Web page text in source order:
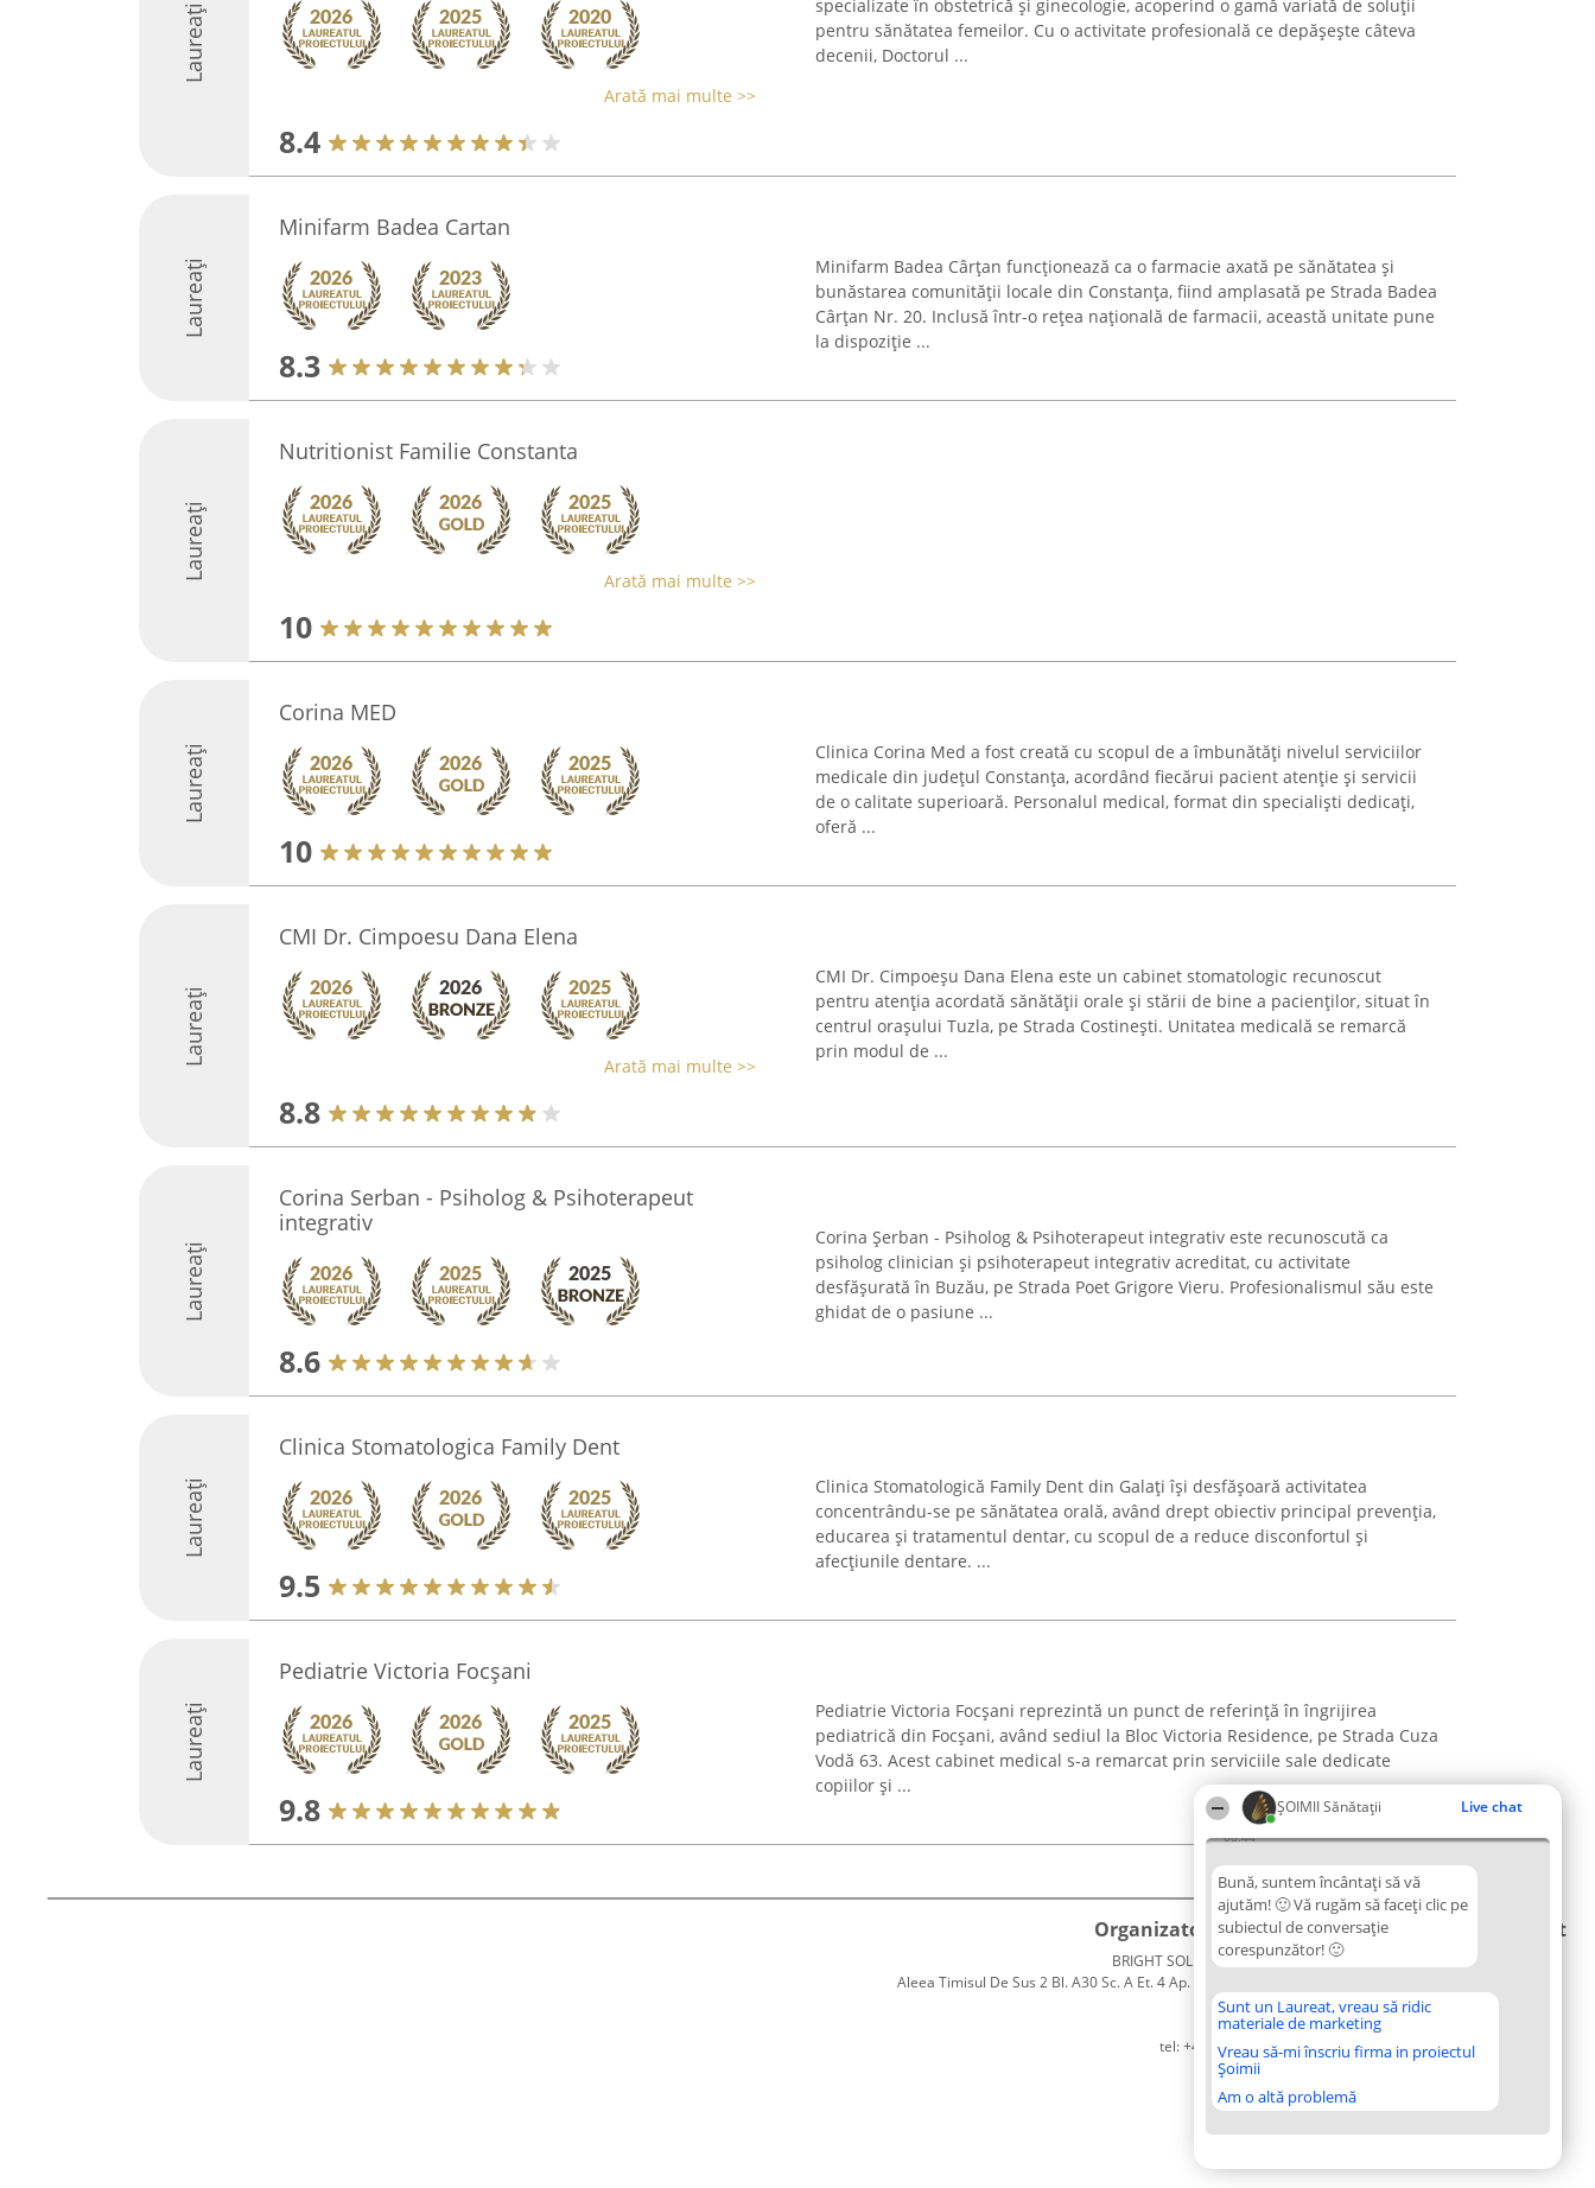
ŞOIMII Sănătații Live chat
08:44
Bună, suntem încântați să vă
ajutăm! 🙂 Vă rugăm să faceți clic pe
subiectul de conversație
corespunzător! 🙂
Sunt un Laureat, vreau să ridic
materiale de marketing
Vreau să-mi înscriu firma in proiectul
Șoimii
Am o altă problemă
Laureați
Arată mai multe >>
8.4
specializate în obstetrică și ginecologie, acoperind o gamă variată de soluții
pentru sănătatea femeilor. Cu o activitate profesională ce depășește câteva
decenii, Doctorul ...
Laureați
Minifarm Badea Cartan
8.3
Minifarm Badea Cârțan funcționează ca o farmacie axată pe sănătatea și
bunăstarea comunității locale din Constanța, fiind amplasată pe Strada Badea
Cârțan Nr. 20. Inclusă într-o rețea națională de farmacii, această unitate pune
la dispoziție ...
Laureați
Nutritionist Familie Constanta
Arată mai multe >>
10
Laureați
Corina MED
10
Clinica Corina Med a fost creată cu scopul de a îmbunătăți nivelul serviciilor
medicale din județul Constanța, acordând fiecărui pacient atenție și servicii
de o calitate superioară. Personalul medical, format din specialiști dedicați,
oferă ...
Laureați
CMI Dr. Cimpoesu Dana Elena
Arată mai multe >>
8.8
CMI Dr. Cimpoeșu Dana Elena este un cabinet stomatologic recunoscut
pentru atenția acordată sănătății orale și stării de bine a pacienților, situat în
centrul orașului Tuzla, pe Strada Costinești. Unitatea medicală se remarcă
prin modul de ...
Laureați
Corina Serban - Psiholog & Psihoterapeut
integrativ
8.6
Corina Șerban - Psiholog & Psihoterapeut integrativ este recunoscută ca
psiholog clinician și psihoterapeut integrativ acreditat, cu activitate
desfășurată în Buzău, pe Strada Poet Grigore Vieru. Profesionalismul său este
ghidat de o pasiune ...
Laureați
Clinica Stomatologica Family Dent
9.5
Clinica Stomatologică Family Dent din Galați își desfășoară activitatea
concentrându-se pe sănătatea orală, având drept obiectiv principal prevenția,
educarea și tratamentul dentar, cu scopul de a reduce disconfortul și
afecțiunile dentare. ...
Laureați
Pediatrie Victoria Focșani
9.8
Pediatrie Victoria Focșani reprezintă un punct de referință în îngrijirea
pediatrică din Focșani, având sediul la Bloc Victoria Residence, pe Strada Cuza
Vodă 63. Acest cabinet medical s-a remarcat prin serviciile sale dedicate
copiilor și ...
Organizator Ranking
BRIGHT SOLUTIONS BR SRL
Aleea Timisul De Sus 2 Bl. A30 Sc. A Et. 4 Ap. 13 Cod 061952
București
CUI 36737675
tel: +40 770 990 492
Plebiscyt
Tuturor
Laureaților
Reguli
confidențialitate
Contact